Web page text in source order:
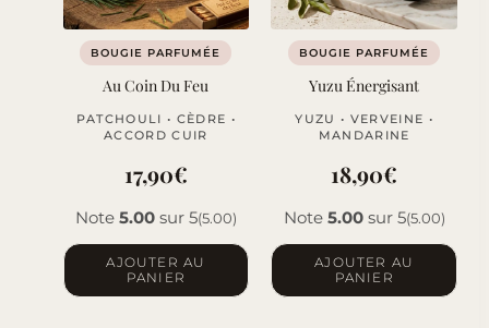
BOUGIE PARFUMÉE
Au Coin Du Feu
PATCHOULI • CÈDRE •
ACCORD CUIR
17,90€
Note 5.00sur 5(5.00)
AJOUTER AU
PANIER
BOUGIE PARFUMÉE
Yuzu Énergisant
YUZU • VERVEINE •
MANDARINE
18,90€
Note 5.00sur 5(5.00)
AJOUTER AU
PANIER